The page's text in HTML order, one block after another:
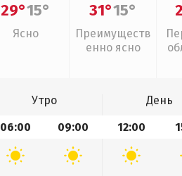
29°15°
Ясно
31°15°
Преимуществ
енно ясно
Утро День
06:00 09:00 12:00